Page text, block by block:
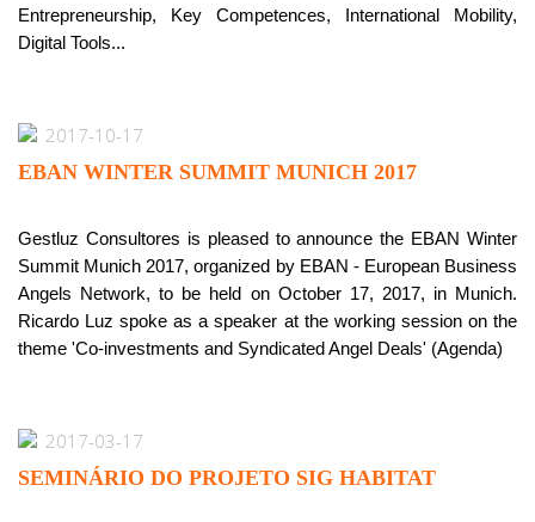
Entrepreneurship, Key Competences, International Mobility,
Digital Tools...
2017-10-17
EBAN WINTER SUMMIT MUNICH 2017
Gestluz Consultores is pleased to announce the EBAN Winter
Summit Munich 2017, organized by EBAN - European Business
Angels Network, to be held on October 17, 2017, in Munich.
Ricardo Luz spoke as a speaker at the working session on the
theme 'Co-investments and Syndicated Angel Deals' (Agenda)
2017-03-17
SEMINÁRIO DO PROJETO SIG HABITAT